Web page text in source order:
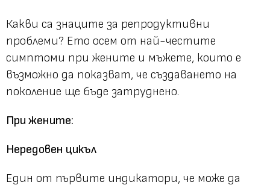
Какви са знаците за репродуктивни
проблеми? Ето осем от най-честите
симптоми при жените и мъжете, които е
възможно да показват, че създаването на
поколение ще бъде затруднено.
При жените:
Нередовен цикъл
Един от първите индикатори, че може да